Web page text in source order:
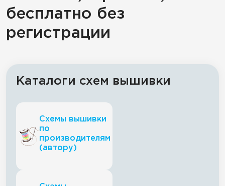
бесплатно без
регистрации
Каталоги схем вышивки
Схемы вышивки
по
производителям
(автору)